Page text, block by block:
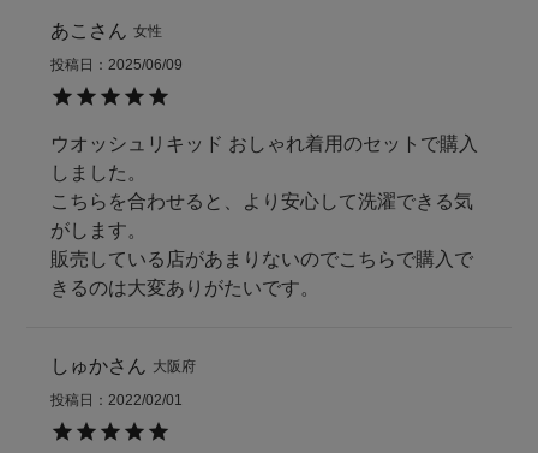
あこ
女性
投稿日
2025/06/09
ウオッシュリキッド おしゃれ着用のセットで購入
しました。
こちらを合わせると、より安心して洗濯できる気
がします。
販売している店があまりないのでこちらで購入で
きるのは大変ありがたいです。
しゅか
大阪府
投稿日
2022/02/01